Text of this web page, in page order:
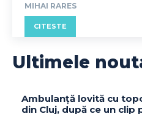
MIHAI RARES
CITESTE
Ultimele
Ambulanță lovită cu
din Cluj, după ce un